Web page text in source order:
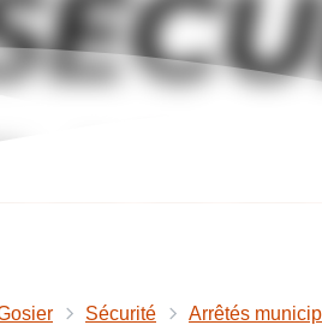
Sécurité Arrêtés